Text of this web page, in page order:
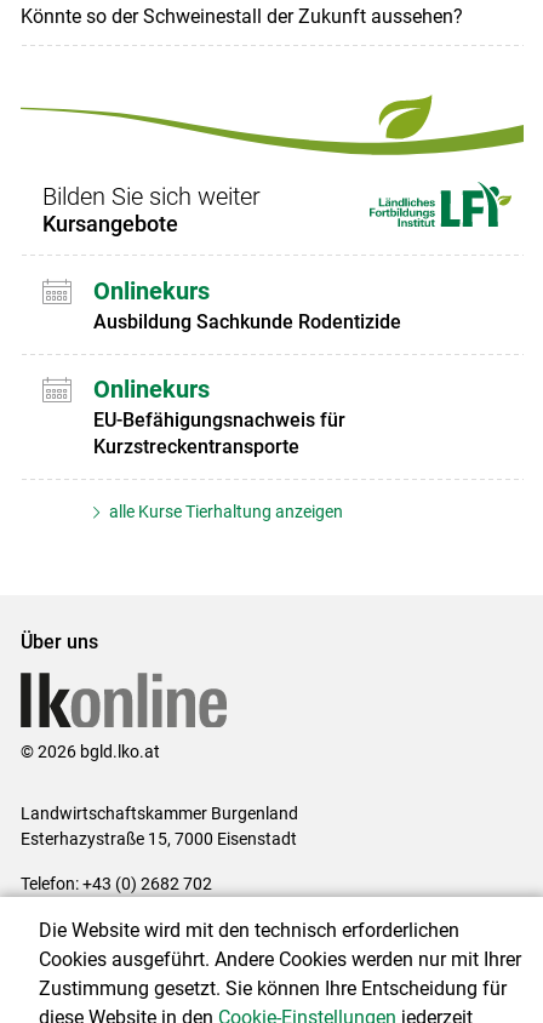
Könnte so der Schweinestall der Zukunft aussehen?
Bilden Sie sich weiter
Kursangebote
Onlinekurs
Ausbildung Sachkunde Rodentizide
Onlinekurs
EU-Befähigungsnachweis für
Kurzstreckentransporte
alle Kurse Tierhaltung anzeigen
Über uns
© 2026 bgld.lko.at
Landwirtschaftskammer Burgenland
Esterhazystraße 15, 7000 Eisenstadt
Telefon: +43 (0) 2682 702
Impressum|Kontakt|Datenschutzerklärung|Barrierefreiheit|
Cookie-Einstellungen
Die Website wird mit den technisch erforderlichen
Cookies ausgeführt. Andere Cookies werden nur mit Ihrer
Zustimmung gesetzt. Sie können Ihre Entscheidung für
diese Website in den Cookie-Einstellungen jederzeit